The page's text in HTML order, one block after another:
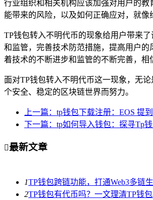
行业组织和相关机构应该加强对用户的
能带来的风险，以及如何正确应对，就像
TP钱包转入不明代币的现象给用户带来
和监管，完善技术防范措施，提高用户
着技术的不断进步和监管的不断完善，相
面对TP钱包转入不明代币这一现象，无
个安全、稳定的区块链世界而努力。
上一篇：tp钱包下载注册：EOS 提
下一篇：tp如何导入钱包：探寻Tp
最新文章
1TP钱包跨链功能，打通Web3多链
2TP钱包有代币吗？一文理清TP钱